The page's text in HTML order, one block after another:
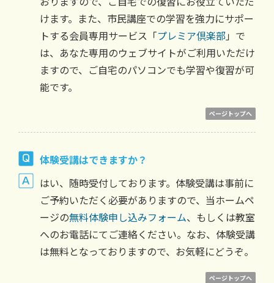
けます。また、市民講座での学習を強力にサポー
トする会員専用サービス「プレミア倶楽部」で
は、あなた専用のウェブサイトがご利用いただけ
ますので、ご自宅のパソコンでも学習や復習が可
能です。
ページトップへ
体験受講はできますか？
はい、随時受付しております。体験受講は事前に
ご予約いただく必要がありますので、当ホームペ
ージの無料体験申し込みフォーム、もしくは教室
へのお電話にてご連絡ください。なお、体験受講
は無料となっておりますので、お気軽にどうぞ。
ページトップへ